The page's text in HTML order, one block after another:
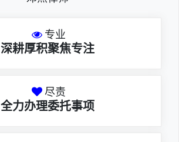
专业
深耕厚积聚焦专注
尽责
全力办理委托事项